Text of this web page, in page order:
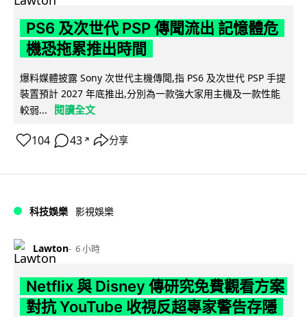
PS6 及次世代 PSP 傳聞流出 記憶體危
機恐拖累推出時間
爆料媒體披露 Sony 次世代主機傳聞,指 PS6 及次世代 PSP 手提
裝置預計 2027 年底推出,分別為一款強大家用主機及一款性能
較弱...
閱讀全文
104 43 ↗ 分享
科技娛樂 影視娛樂
Lawton 6 小時
Netflix 與 Disney 傳研究免費觀看方案
對抗 YouTube 收視反超專家警告存隱